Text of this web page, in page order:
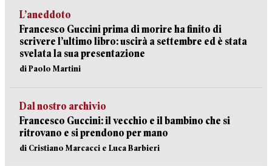
L’aneddoto
Francesco Guccini prima di morire ha finito di
scrivere l’ultimo libro: uscirà a settembre ed è stata
svelata la sua presentazione
di Paolo Martini
Dal nostro archivio
Francesco Guccini: il vecchio e il bambino che si
ritrovano e si prendono per mano
di Cristiano Marcacci e Luca Barbieri